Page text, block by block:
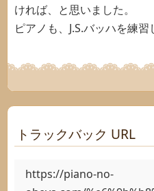
ければ、と思いました。
ピアノも、J.S.バッハを練
トラックバック URL
https://piano-no-